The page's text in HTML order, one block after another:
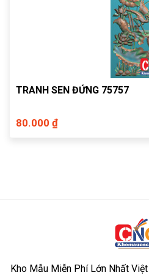
TRANH SEN ĐỨNG 75757
80.000 ₫
Kho Mẫu Miễn Phí Lớn Nhất